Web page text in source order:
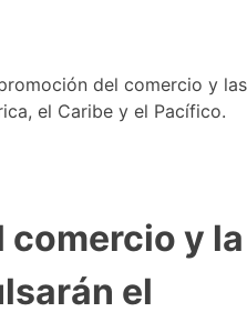
del comercio y las
el Caribe y el Pacífico.
comercio y la
el